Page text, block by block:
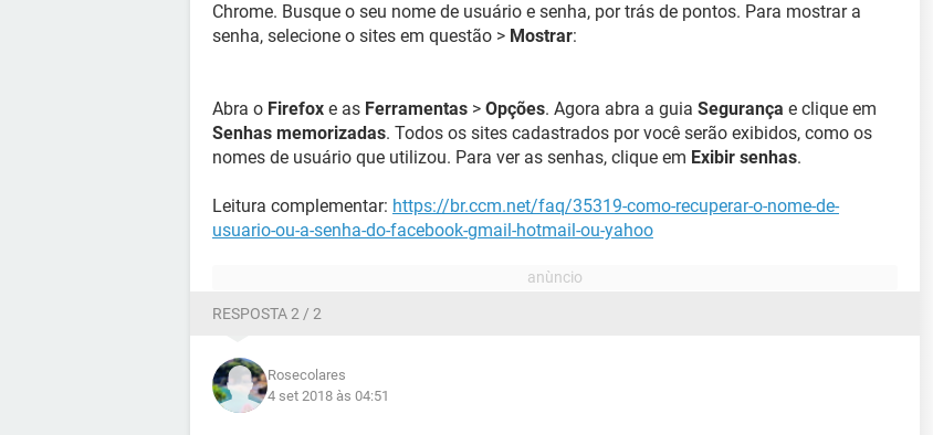
Chrome. Busque o seu nome de usuário e senha, por trás de pontos. Para mostrar a
senha, selecione o sites em questão > Mostrar:
Abra o Firefox e as Ferramentas > Opções. Agora abra a guia Segurança e clique em
Senhas memorizadas. Todos os sites cadastrados por você serão exibidos, como os
nomes de usuário que utilizou. Para ver as senhas, clique em Exibir senhas.
Leitura complementar: https://br.ccm.net/faq/35319-como-recuperar-o-nome-de-
usuario-ou-a-senha-do-facebook-gmail-hotmail-ou-yahoo
RESPOSTA 2 / 2
Rosecolares
4 set 2018 às 04:51